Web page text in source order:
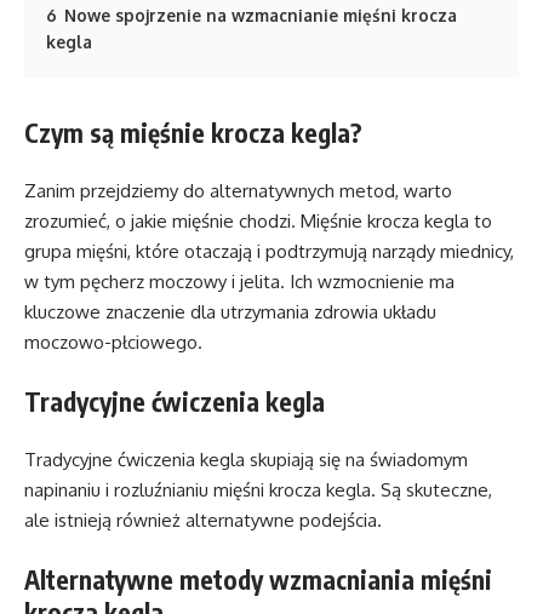
6 Nowe spojrzenie na wzmacnianie mięśni krocza
kegla
Czym są mięśnie krocza kegla?
Zanim przejdziemy do alternatywnych metod, warto
zrozumieć, o jakie mięśnie chodzi. Mięśnie krocza kegla to
grupa mięśni, które otaczają i podtrzymują narządy miednicy,
w tym pęcherz moczowy i jelita. Ich wzmocnienie ma
kluczowe znaczenie dla utrzymania zdrowia układu
moczowo-płciowego.
Tradycyjne ćwiczenia kegla
Tradycyjne ćwiczenia kegla skupiają się na świadomym
napinaniu i rozluźnianiu mięśni krocza kegla. Są skuteczne,
ale istnieją również alternatywne podejścia.
Alternatywne metody wzmacniania mięśni